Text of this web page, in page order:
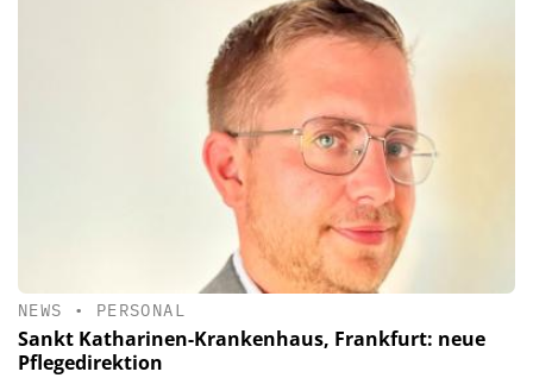
NEWS • PERSONAL
Sankt Katharinen-Krankenhaus, Frankfurt: neue
Pflegedirektion